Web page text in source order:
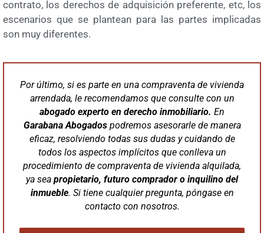
contrato, los derechos de adquisición preferente, etc, los
escenarios que se plantean para las partes implicadas
son muy diferentes.
Por último, si es parte en una compraventa de vivienda
arrendada, le recomendamos que consulte con un
abogado experto en derecho inmobiliario. En
Garabana Abogadospodremos asesorarle de manera
eficaz, resolviendo todas sus dudas y cuidando de
todos los aspectos implícitos que conlleva un
procedimiento de compraventa de vivienda alquilada,
ya sea propietario, futuro comprador o inquilino del
inmueble. Si tiene cualquier pregunta, póngase en
contacto con nosotros.